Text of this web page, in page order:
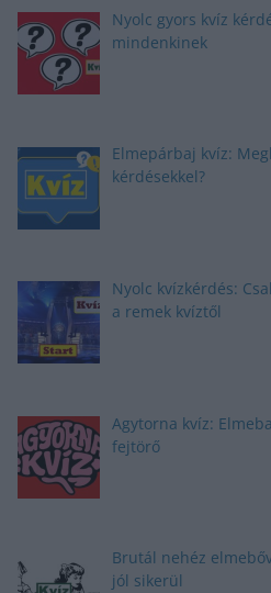
Nyolc gyors kvíz
mindenkinek
Elmepárbaj kvíz:
kérdésekkel?
Nyolc kvízkérdés:
a remek kvíztől
Agytorna kvíz:
fejtörő
Brutál nehéz
jól sikerül